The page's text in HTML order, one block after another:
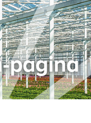
pagina